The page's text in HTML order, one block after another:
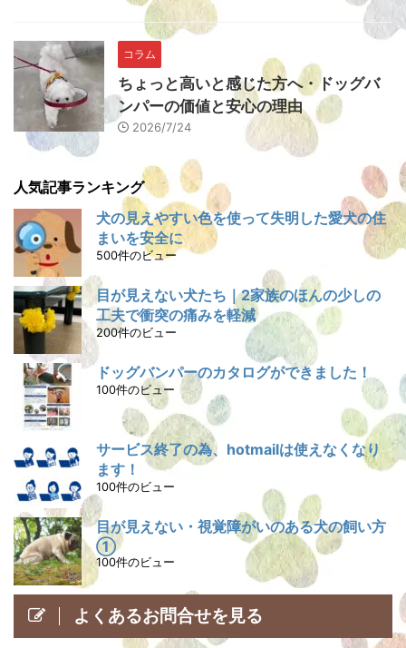
コラム
ちょっと高いと感じた方へ・ドッグバ
ンパーの価値と安心の理由
2026/7/24
人気記事ランキング
犬の見えやすい色を使って失明した愛犬の住
まいを安全に
500件のビュー
目が見えない犬たち｜2家族のほんの少しの
工夫で衝突の痛みを軽減
200件のビュー
ドッグバンパーのカタログができました！
100件のビュー
サービス終了の為、hotmailは使えなくなり
ます！
100件のビュー
目が見えない・視覚障がいのある犬の飼い方
①
100件のビュー
よくあるお問合せを見る